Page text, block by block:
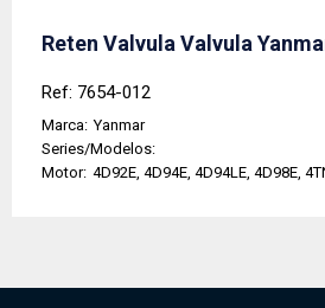
Reten Valvula Valvula
Ref: 7654-012
Marca: Yanmar
Series/Modelos:
Motor: 4D92E, 4D94E, 4D94LE, 4D98E,